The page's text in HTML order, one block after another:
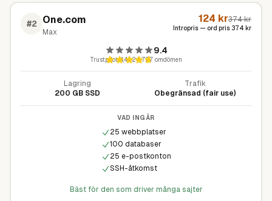
#2 One.com
Max
124 kr374kr
Intropris — ord pris 374 kr
9.4
Trustpilot4,4· 24 727omdömen
Lagring
200 GB SSD
Trafik
Obegränsad (fair use)
VAD INGÅR
25 webbplatser
100 databaser
25 e-postkonton
SSH-åtkomst
Bäst för den som driver många sajter